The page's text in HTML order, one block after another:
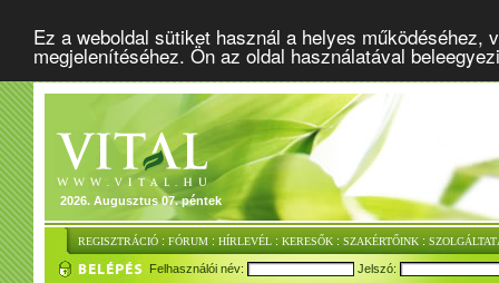
Ez a weboldal sütiket használ a helyes
megjelenítéséhez. Ön az oldal használatával
2026. Augusztus 07. péntek
REGISZTRÁCIÓ : FÓRUM : HÍRLEVÉL : KERESŐK : SZAKÉRTŐINK :
Felhasználói név:
Jelszó: